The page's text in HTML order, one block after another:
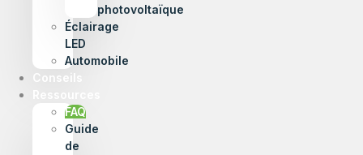
photovoltaïque
Éclairage
LED
Automobile
Conseils
FAQ
Guide
de